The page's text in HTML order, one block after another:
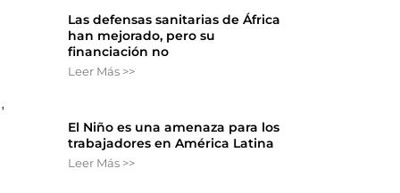
Las defensas sanitarias de África
han mejorado, pero su
financiación no
Leer Más >>
El Niño es una amenaza para los
trabajadores en América Latina
Leer Más >>